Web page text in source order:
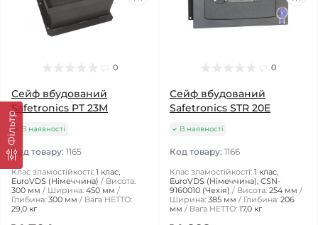
Фільтр
0
Сейф вбудований
Safetronics PT 23M
В наявності
Код товару: 1165
Клас зламостійкості: 1 клас,
EuroVDS (Німеччина)
Висота:
300 мм
Ширина: 450 мм
Глибина: 300 мм
Вага НЕТТО:
29,0 кг
0
Сейф вбудований
Safetronics STR 20E
В наявності
Код товару: 1166
Клас зламостійкості: 1 клас,
EuroVDS (Німеччина), CSN-
9160010 (Чехія)
Висота: 254 мм
Ширина: 385 мм Глибина: 206
мм
Вага НЕТТО: 17,0 кг